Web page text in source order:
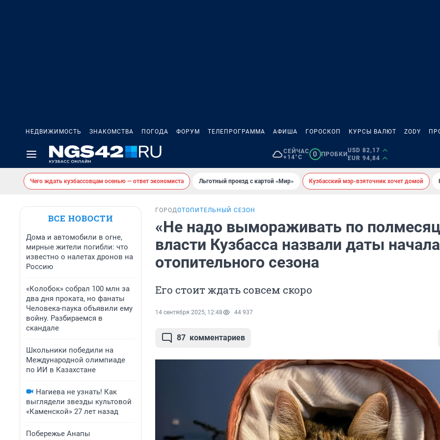
НЕДВИЖИМОСТЬ ЗНАКОМСТВА ПОГОДА ФОРУМ ТЕЛЕПРОГРАММА АФИША ГОРОСКОП КУРСЫ ВАЛЮТ ZODY
СЕЙЧАС
+14°C
0 ПРОБКИ
USD 82,17
EUR 94,84
Чего ждать кузбассовцам осенью — ответ экономиста Льготный проезд с картой «Мир» Кузбасский мэр-взяточник хочет домой
ВСЕ НОВОСТИ
Дома и автомобили в огне,
мирные жители погибли: что
известно о налетах дронов на
Россию
«Колобок» собрал 100 млн за
два дня проката, но фанаты
Человека-паука объявили ему
войну. Разбираемся в
скандале
Школьники победили на
Международной олимпиаде
по ИИ в Казахстане
Нагиева не узнать! Как
выглядели звезды культовой
«Каменской» 27 лет назад
Побережье Анапы
ГОРОДОТОПИТЕЛЬНЫЙ СЕЗОН
«Не надо вымораживать по
власти Кузбасса назвали даты начала
отопительного сезона
Его стоит ждать совсем скоро
14 сентября 2025, 12:48 44 937
87 комментариев